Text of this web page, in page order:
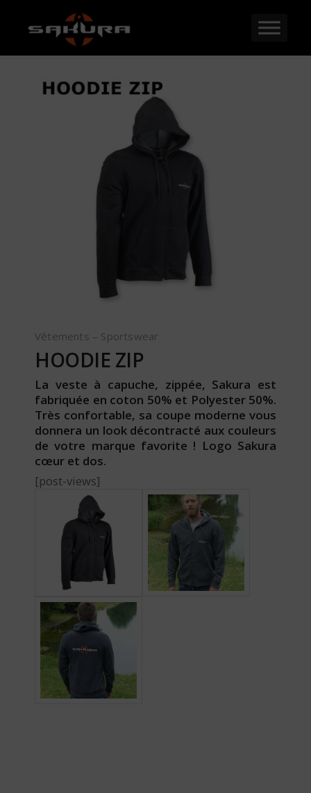
Vêtements – Sportswear
HOODIE ZIP
La veste à capuche, zippée, Sakura est
fabriquée en coton 50% et Polyester 50%.
Très confortable, sa coupe moderne vous
donnera un look décontracté aux couleurs
de votre marque favorite ! Logo Sakura
cœur et dos.
[post-views]